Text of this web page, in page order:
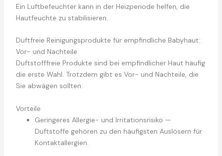
Ein Luftbefeuchter kann in der Heizperiode helfen, die
Hautfeuchte zu stabilisieren.
Duftfreie Reinigungsprodukte für empfindliche Babyhaut:
Vor- und Nachteile
Duftstofffreie Produkte sind bei empfindlicher Haut häufig
die erste Wahl. Trotzdem gibt es Vor- und Nachteile, die
Sie abwägen sollten.
Vorteile
Geringeres Allergie- und Irritationsrisiko —
Duftstoffe gehören zu den häufigsten Auslösern für
Kontaktallergien.